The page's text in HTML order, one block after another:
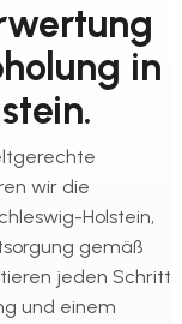
in
wir die
Holstein,
gemäß
jeden Schritt
und einem